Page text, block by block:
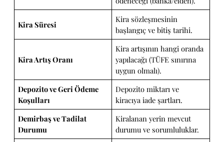
Kira Süresi
Kira sözleşmesinin
başlangıç ve bitiş tarihi.
Kira Artış Oranı
Kira artışının hangi oranda
yapılacağı (TÜFE sınırına
uygun olmalı).
Depozito ve Geri Ödeme
Koşulları
Depozito miktarı ve
kiracıya iade şartları.
Demirbaş ve Tadilat
Durumu
Kiralanan yerin mevcut
durumu ve sorumluluklar.